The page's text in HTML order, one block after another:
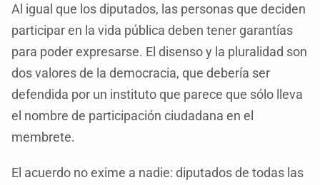
Al igual que los diputados, las personas que deciden
participar en la vida pública deben tener garantías
para poder expresarse. El disenso y la pluralidad son
dos valores de la democracia, que debería ser
defendida por un instituto que parece que sólo lleva
el nombre de participación ciudadana en el
membrete.
El acuerdo no exime a nadie: diputados de todas las